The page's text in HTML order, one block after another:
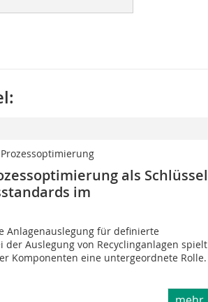
als Schlüssel
im
Anlagenauslegung für definierte
der Auslegung von Recyclinganlagen spielt
Komponenten eine untergeordnete Rolle.